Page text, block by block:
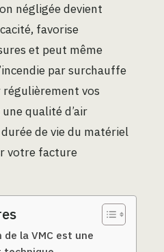
négligée devient
favorise
et peut même
par surchauffe
vos
qualité d’air
de vie du matériel
votre facture
la VMC est une